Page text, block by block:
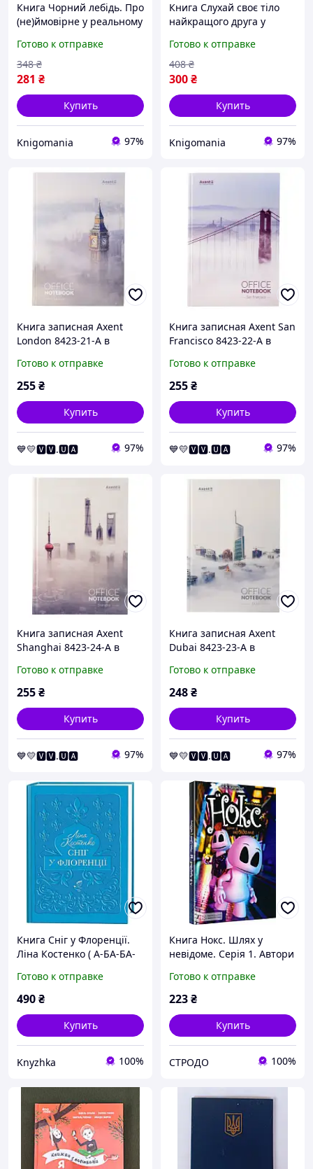
Книга Чорний лебідь. Про
(не)ймовірне у реальному
Талеб (Українська мова,
Тверда обкладинка)
Готово к отправке
281 ₴
348 ₴
Купить
Knigomania 97%
Книга Слухай своє тіло
найкращого друга у
(Українська мова, Тверда
обкладинка)
Готово к отправке
300₴
408 ₴
Купить
Knigomania 97%
Книга записная Axent
London 8423-21-A в
листа, клетка
Готово к отправке
255₴
Купить
💙💛🆅🆅.🆄🅰 97%
Книга записная Axent San
Francisco 8423-22-A в
листа, клетка
Готово к отправке
255₴
Купить
💙💛🆅🆅.🆄🅰 97%
Книга записная Axent
Shanghai 8423-24-A в
листа, клетка
Готово к отправке
255₴
Купить
💙💛🆅🆅.🆄🅰 97%
Книга записная Axent
Dubai 8423-23-A в
листа, клетка
Готово к отправке
248₴
Купить
💙💛🆅🆅.🆄🅰 97%
Книга Сніг у Флоренції.
Ліна Костенко ( А-БА-БА-
Готово к отправке
490₴
Купить
Knyzhka 100%
Книга Нокс. Шлях у
невідоме. Серія 1. Автори
(Гамазин)
Готово к отправке
223₴
Купить
СТРОДО 100%